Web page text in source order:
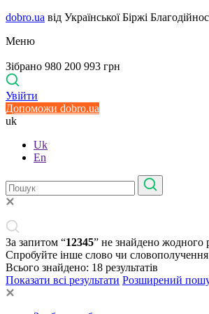
dobro.ua від Української Біржі
Меню
Зібрано 980 200 993 грн
Увійти
Допоможи dobro.ua
uk
Uk
En
За запитом “12345” не знайдено жодного
Спробуйте інше слово чи
Всього знайдено: 18 результатів
Показати всі результати Розширений